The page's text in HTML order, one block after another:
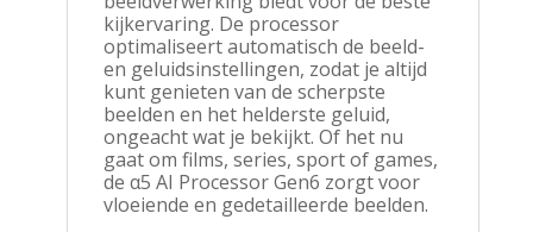
kijkervaring. De processor
optimaliseert automatisch de beeld-
en geluidsinstellingen, zodat je altijd
kunt genieten van de scherpste
beelden en het helderste geluid,
ongeacht wat je bekijkt. Of het nu
gaat om films, series, sport of games,
de α5 AI Processor Gen6 zorgt voor
vloeiende en gedetailleerde beelden.